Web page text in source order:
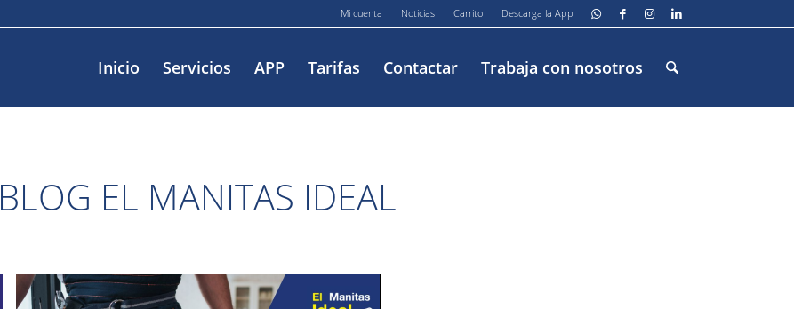
Mi cuenta Noticias Carrito Descarga la App
Inicio Servicios APP Tarifas Contactar Trabaja con nosotros
BLOG EL MANITAS IDEAL